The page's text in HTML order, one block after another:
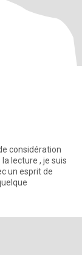
considération
lecture , je suis
un esprit de